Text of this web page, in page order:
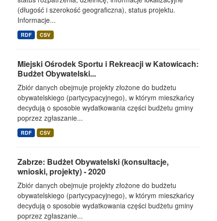
(długość i szerokość geograficzna), status projektu.
Informacje...
RDF CSV
Miejski Ośrodek Sportu i Rekreacji w Katowicach:
Budżet Obywatelski...
Zbiór danych obejmuje projekty złożone do budżetu
obywatelskiego (partycypacyjnego), w którym mieszkańcy
decydują o sposobie wydatkowania części budżetu gminy
poprzez zgłaszanie...
RDF CSV
Zabrze: Budżet Obywatelski (konsultacje,
wnioski, projekty) - 2020
Zbiór danych obejmuje projekty złożone do budżetu
obywatelskiego (partycypacyjnego), w którym mieszkańcy
decydują o sposobie wydatkowania części budżetu gminy
poprzez zgłaszanie...